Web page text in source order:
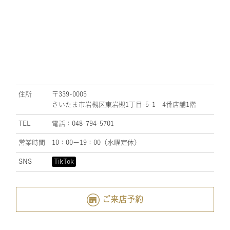
住所
〒339-0005
さいたま市岩槻区東岩槻1丁目-5-1 4番店舗1階
TEL 電話：048-794-5701
営業時間 10：00ー19：00（水曜定休）
SNS TikTok
ご来店予約